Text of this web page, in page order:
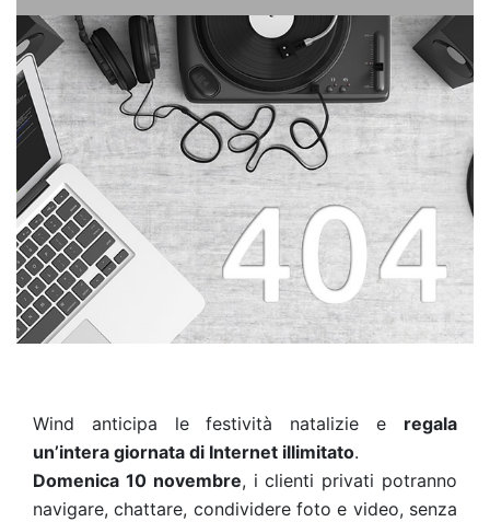
Wind anticipa le festività natalizie e regala
un’intera giornata di Internet illimitato.
Domenica 10 novembre, i clienti privati potranno
navigare, chattare, condividere foto e video, senza